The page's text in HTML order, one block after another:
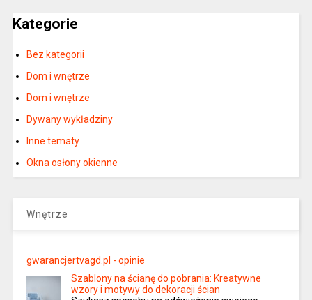
Kategorie
Bez kategorii
Dom i wnętrze
Dom i wnętrze
Dywany wykładziny
Inne tematy
Okna osłony okienne
Wnętrze
gwarancjertvagd.pl - opinie
Szablony na ścianę do pobrania: Kreatywne
wzory i motywy do dekoracji ścian